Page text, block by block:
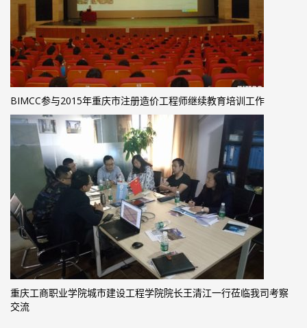
BIMCC参与2015年重庆市注册造价工程师继续教育培训工作
重庆工商职业学院城市建设工程学院院长王清江一行莅临我司考察
交流